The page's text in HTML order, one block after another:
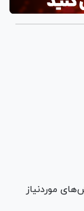
موردنیاز